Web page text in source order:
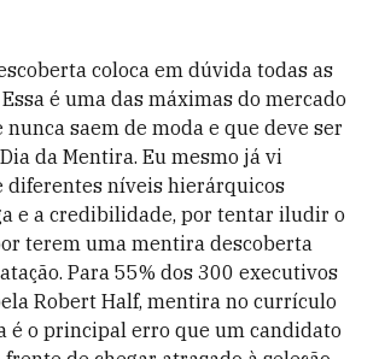
coloca em dúvida todas as
é uma das máximas do mercado
saem de moda e que deve ser
da Mentira. Eu mesmo já vi
diferentes níveis hierárquicos
e a credibilidade, por tentar iludir o
terem uma mentira descoberta
Para 55% dos 300 executivos
Robert Half, mentira no currículo
é o principal erro que um candidato